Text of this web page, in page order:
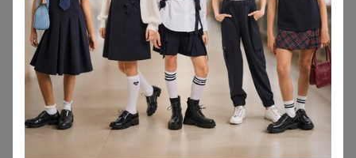
Наша команда
В наличии
Подарочные сертификаты
Реклама на сайте
Поставщикам